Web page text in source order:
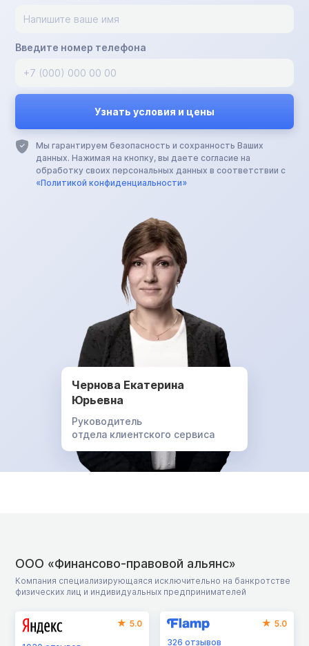
Введите номер телефона
Мы гарантируем безопасность и сохранность Ваших
данных. Нажимая на кнопку, вы даете согласие на
обработку своих персональных данных в соответствии с
«Политикой конфиденциальности»
Чернова Екатерина
Юрьевна
Руководитель
отдела клиентского сервиса
ООО «Финансово-правовой альянс»
Компания специализирующаяся исключительно на банкротстве
физических лиц и индивидуальных предпринимателей
5.0
5.0
326отзывов